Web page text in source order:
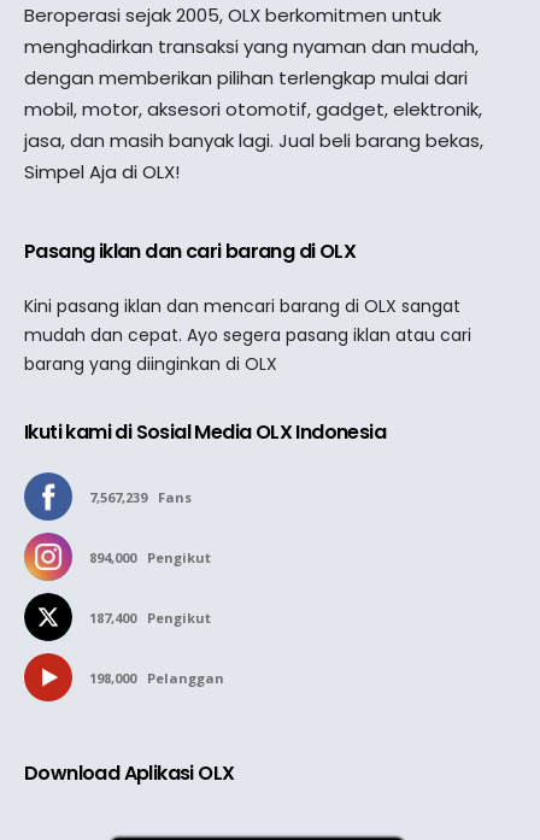
Beroperasi sejak 2005, OLX berkomitmen untuk
menghadirkan transaksi yang nyaman dan mudah,
dengan memberikan pilihan terlengkap mulai dari
mobil, motor, aksesori otomotif, gadget, elektronik,
jasa, dan masih banyak lagi. Jual beli barang bekas,
Simpel Aja di OLX!
Pasang iklan dan cari barang di OLX
Kini pasang iklan dan mencari barang di OLX sangat
mudah dan cepat. Ayo segera pasang iklan atau cari
barang yang diinginkan di OLX
Ikuti kami di Sosial Media OLX Indonesia
7,567,239 Fans
894,000 Pengikut
187,400 Pengikut
198,000 Pelanggan
Download Aplikasi OLX